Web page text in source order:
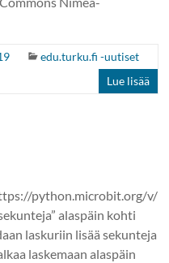
edu.turku.fi -uutiset
Lue lisää
python.microbit.org/v/
alaspäin kohti
laskuriin lisää sekunteja
laskemaan alaspäin